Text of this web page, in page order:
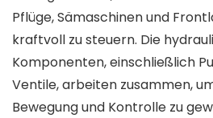
Pflüge, Sämaschinen und
kraftvoll zu steuern. Die
Komponenten, einschließlich
Ventile, arbeiten zusammen,
Bewegung und Kontrolle zu